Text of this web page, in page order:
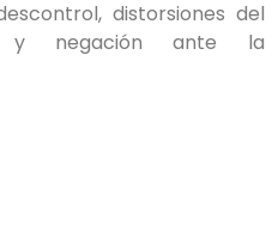
distorsiones del
y negación ante la